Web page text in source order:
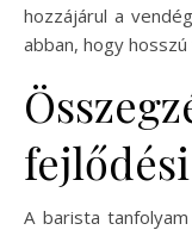
hozzájárul a
abban, hogy
A barista